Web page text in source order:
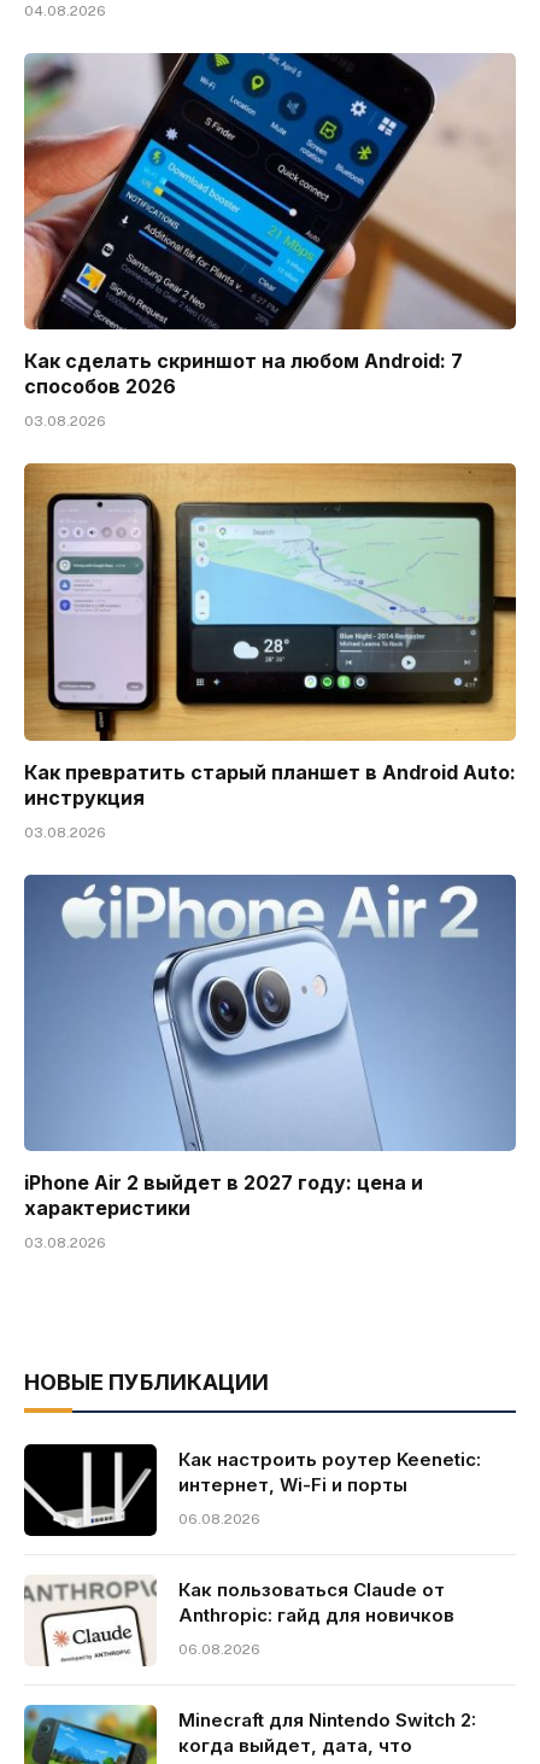
04.08.2026
Как сделать скриншот на любом Android: 7
способов 2026
03.08.2026
Как превратить старый планшет в Android Auto:
инструкция
03.08.2026
iPhone Air 2 выйдет в 2027 году: цена и
характеристики
03.08.2026
НОВЫЕ ПУБЛИКАЦИИ
Как настроить роутер Keenetic:
интернет, Wi-Fi и порты
06.08.2026
Как пользоваться Claude от
Anthropic: гайд для новичков
06.08.2026
Minecraft для Nintendo Switch 2:
когда выйдет, дата, что